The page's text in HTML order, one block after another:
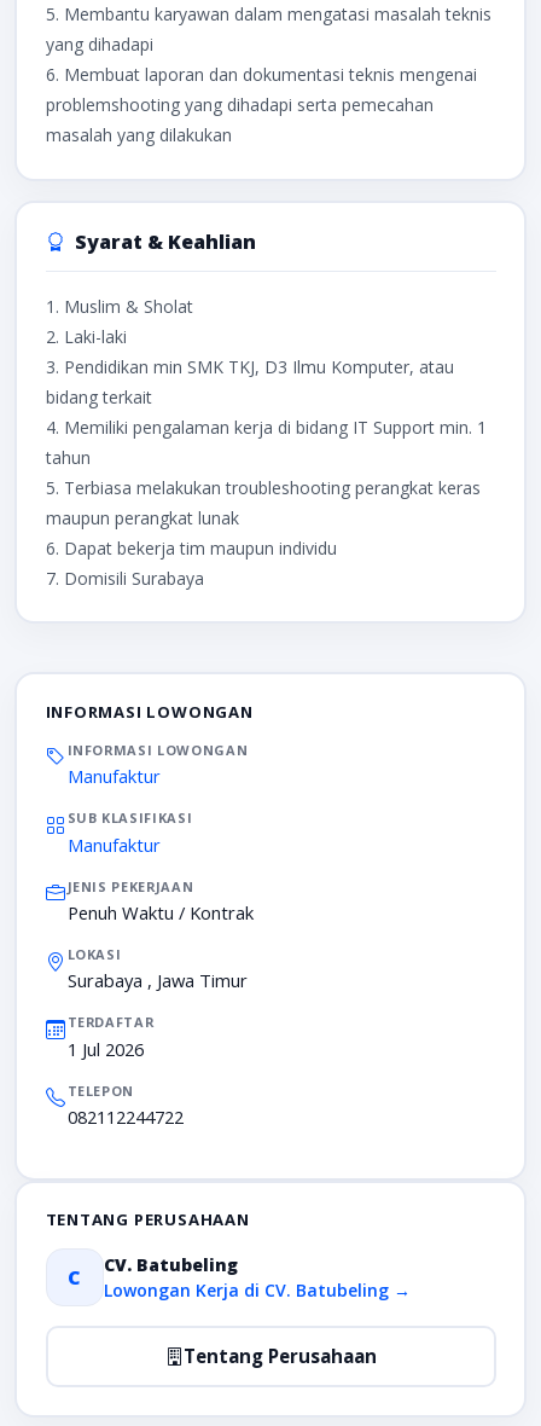
5. Membantu karyawan dalam mengatasi masalah teknis
yang dihadapi
6. Membuat laporan dan dokumentasi teknis mengenai
problemshooting yang dihadapi serta pemecahan
masalah yang dilakukan
Syarat & Keahlian
1. Muslim & Sholat
2. Laki-laki
3. Pendidikan min SMK TKJ, D3 Ilmu Komputer, atau
bidang terkait
4. Memiliki pengalaman kerja di bidang IT Support min. 1
tahun
5. Terbiasa melakukan troubleshooting perangkat keras
maupun perangkat lunak
6. Dapat bekerja tim maupun individu
7. Domisili Surabaya
INFORMASI LOWONGAN
INFORMASI LOWONGAN
Manufaktur
SUB KLASIFIKASI
Manufaktur
JENIS PEKERJAAN
Penuh Waktu / Kontrak
LOKASI
Surabaya , Jawa Timur
TERDAFTAR
1 Jul 2026
TELEPON
082112244722
TENTANG PERUSAHAAN
C
CV. Batubeling
Lowongan Kerja di CV. Batubeling →
Tentang Perusahaan